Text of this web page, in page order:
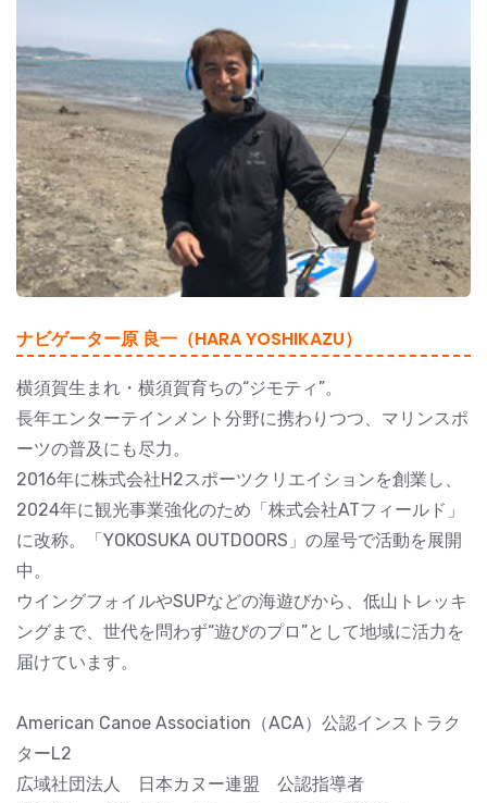
ナビゲーター原 良一（HARA YOSHIKAZU）
横須賀生まれ・横須賀育ちの“ジモティ”。
長年エンターテインメント分野に携わりつつ、マリンスポ
ーツの普及にも尽力。
2016年に株式会社H2スポーツクリエイションを創業し、
2024年に観光事業強化のため「株式会社ATフィールド」
に改称。「YOKOSUKA OUTDOORS」の屋号で活動を展開
中。
ウイングフォイルやSUPなどの海遊びから、低山トレッキ
ングまで、世代を問わず“遊びのプロ”として地域に活力を
届けています。
American Canoe Association（ACA）公認インストラク
ターL2
広域社団法人 日本カヌー連盟 公認指導者